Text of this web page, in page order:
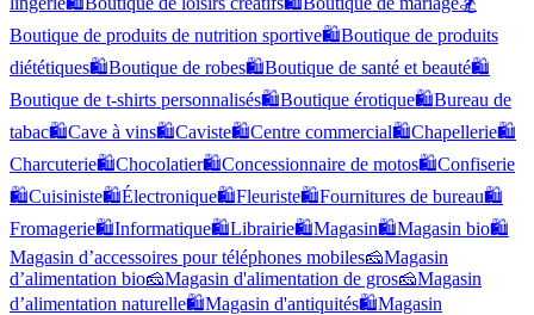
Boutique de produits de nutrition sportive🛍️Boutique de produits
diététiques🛍️Boutique de robes🛍️Boutique de santé et beauté🛍️
Boutique de t-shirts personnalisés🛍️Boutique érotique🛍️Bureau de
tabac🛍️Cave à vins🛍️Caviste🛍️Centre commercial🛍️Chapellerie🛍️
Charcuterie🛍️Chocolatier🛍️Concessionnaire de motos🛍️Confiserie
🛍️Cuisiniste🛍️Électronique🛍️Fleuriste🛍️Fournitures de bureau🛍️
Fromagerie🛍️Informatique🛍️Librairie🛍️Magasin🛍️Magasin bio🛍️
Magasin d’accessoires pour téléphones mobiles🧀Magasin
d’alimentation bio🧀Magasin d'alimentation de gros🧀Magasin
d’alimentation naturelle🛍️Magasin d'antiquités🛍️Magasin